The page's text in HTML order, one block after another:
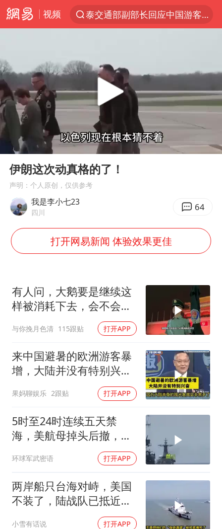
视频
泰交通部副部长回应中国游客遭歧视
台风白海豚环流面积近似13个浙江
Meta被判支付5.67亿美元
台风白海豚逼近 暴雨大暴雨来袭
47岁妈妈突然产女 26岁女儿：很震惊
OpenAI为免费用户升级GPT-5.6 Luna
21楼高空抛物嫌疑人被拘留
实探山东最热的“中国蔬菜之乡”
台风白海豚最新路径研判来了
现代版摸金校尉落网查获400多枚古币
服务实体经济 财政金融打出组合拳
男子结婚8年发现3个女儿均非亲生
奋进开新局 实干挑大梁
Play
00:00
伊朗这次动真格的了！
声明：个人原创，仅供参考
我是李小七23
四川 64
打开网易新闻 体验效果更佳
有人问，大鹅要是继续这
样被消耗下去，会不会灭
与你挽月色清 115跟贴 打开APP
来中国避暑的欧洲游客暴
增，大陆并没有特别兴
果妈聊娱乐 2跟贴 打开APP
5时至24时连续五天禁
海，美航母掉头后撤，黄
环球军武密语 打开APP
两岸船只台海对峙，美国
不装了，陆战队已抵近台
小雪有话说 打开APP